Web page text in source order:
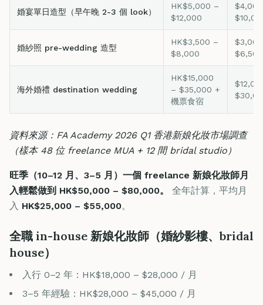
婚宴單日造型（早午晚 2-3 個 look）
HK$5,000 –
$12,000
婚紗照 pre-wedding 造型
HK$3,500 –
$8,000
$6,500
海外婚禮 destination wedding
HK$15,000
– $35,000 +
機票食宿
資料來源：FA Academy 2026 Q1 香港新娘化妝市場調查
（樣本 48 位 freelance MUA + 12 間 bridal studio）
旺季（10–12 月、3–5 月）一個 freelance 新娘化妝師月
入輕鬆做到 HK$50,000 – $80,000。
全年計算，平均月
入 HK$25,000 – $55,000。
全職 in-house 新娘化妝師（婚紗影樓、bridal
house）
入行 0–2 年：HK$18,000 – $28,000 / 月
3–5 年經驗：HK$28,000 – $45,000 / 月